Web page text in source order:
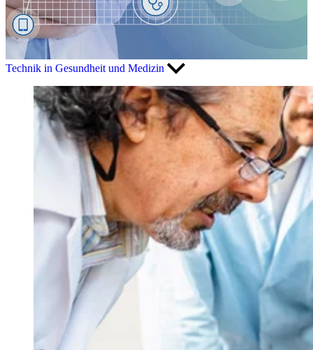
Technik in Gesundheit und Medizin